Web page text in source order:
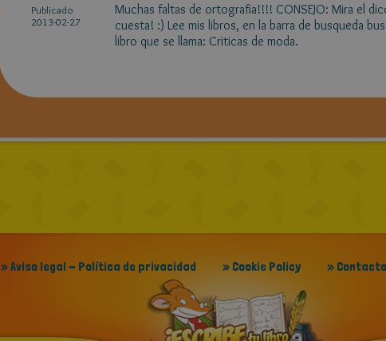
Publicado
2013-02-27
Muchas faltas de ortografia!!!! CONSEJO: Mira el
cuesta! :) Lee mis libros, en la barra de busqueda
libro que se llama: Criticas de moda.
» Aviso legal - Política de privacidad » Cookie Policy » Contacto